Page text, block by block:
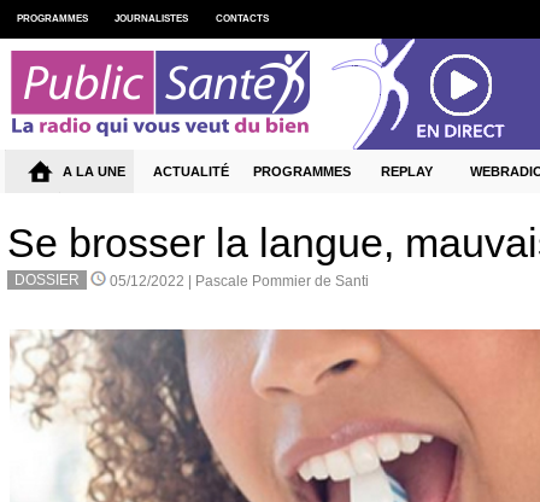
Se brosser la langue,
DOSSIER 05/12/2022 | Pascale Pommier de Santi
PROGRAMMES JOURNALISTES CONTACTS
A LA UNE ACTUALITÉ PROGRAMMES REPLAY